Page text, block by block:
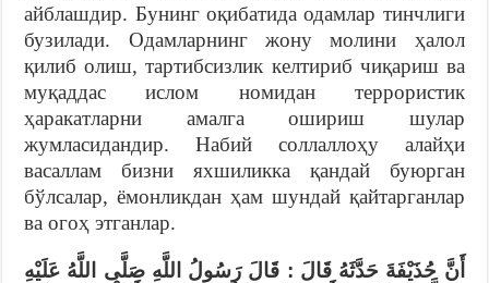
айблашдир. Бунинг оқибатида одамлар тинчлиги
бузилади. Одамларнинг жону молини ҳалол
қилиб олиш, тартибсизлик келтириб чиқариш ва
муқаддас ислом номидан террористик
ҳаракатларни амалга ошириш шулар
жумласидандир. Набий соллаллоҳу алайҳи
васаллам бизни яхшиликка қандай буюрган
бўлсалар, ёмонликдан ҳам шундай қайтарганлар
ва огоҳ этганлар.
أَنَّ حُذَيْفَةَ حَدَّثَهُ قَالَ : قَالَ رَسُولُ اللَّهِ صَلَّى اللَّهُ عَلَيْهِ